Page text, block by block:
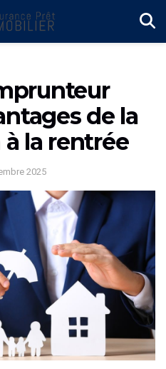
de la
la rentrée
2025